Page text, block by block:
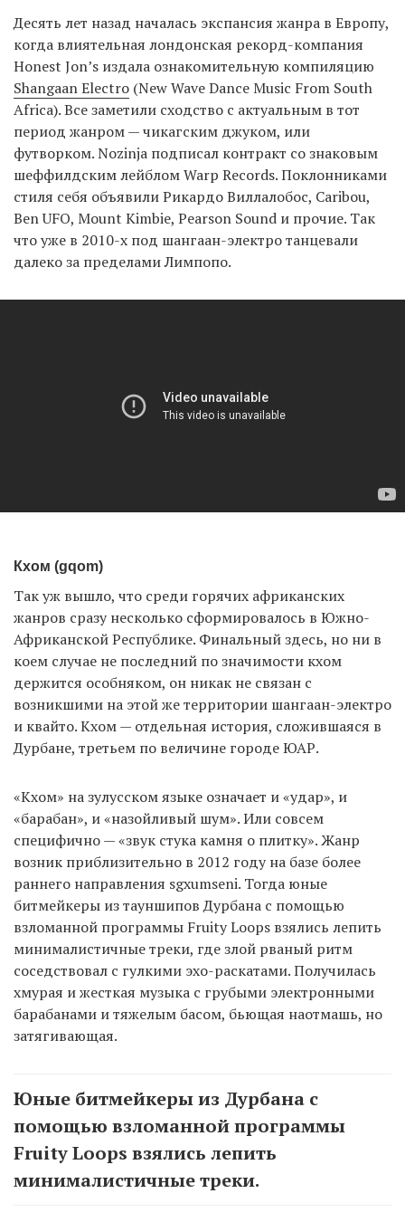
Десять лет назад началась экспансия жанра в Европу,
когда влиятельная лондонская рекорд-компания
Honest Jon’s издала ознакомительную компиляцию
Shangaan Electro (New Wave Dance Music From South
Africa). Все заметили сходство с актуальным в тот
период жанром — чикагским джуком, или
футворком. Nozinja подписал контракт со знаковым
шеффилдским лейблом Warp Records. Поклонниками
стиля себя объявили Рикардо Виллалобос, Caribou,
Ben UFO, Mount Kimbie, Pearson Sound и прочие. Так
что уже в 2010-х под шангаан-электро танцевали
далеко за пределами Лимпопо.
Кхом (gqom)
Так уж вышло, что среди горячих африканских
жанров сразу несколько сформировалось в Южно-
Африканской Республике. Финальный здесь, но ни в
коем случае не последний по значимости кхом
держится особняком, он никак не связан с
возникшими на этой же территории шангаан-электро
и квайто. Кхом — отдельная история, сложившаяся в
Дурбане, третьем по величине городе ЮАР.
«Кхом» на зулусском языке означает и «удар», и
«барабан», и «назойливый шум». Или совсем
специфично — «звук стука камня о плитку». Жанр
возник приблизительно в 2012 году на базе более
раннего направления sgxumseni. Тогда юные
битмейкеры из тауншипов Дурбана с помощью
взломанной программы Fruity Loops взялись лепить
минималистичные треки, где злой рваный ритм
соседствовал с гулкими эхо-раскатами. Получилась
хмурая и жесткая музыка с грубыми электронными
барабанами и тяжелым басом, бьющая наотмашь, но
затягивающая.
Юные битмейкеры из Дурбана с
помощью взломанной программы
Fruity Loops взялись лепить
минималистичные треки.